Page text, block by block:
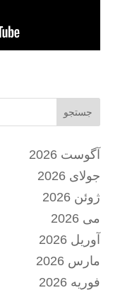
جستجو
آگوست 2026
جولای 2026
ژوئن 2026
می 2026
آوریل 2026
مارس 2026
فوریه 2026